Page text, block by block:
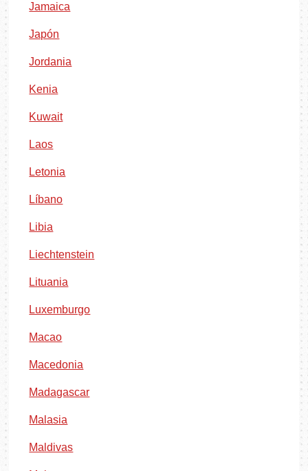
Jamaica
Japón
Jordania
Kenia
Kuwait
Laos
Letonia
Líbano
Libia
Liechtenstein
Lituania
Luxemburgo
Macao
Macedonia
Madagascar
Malasia
Maldivas